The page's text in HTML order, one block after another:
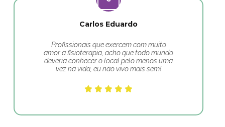
Carlos Eduardo
Profissionais que exercem com muito
amor a fisioterapia, acho que todo mundo
deveria conhecer o local pelo menos uma
vez na vida, eu não vivo mais sem!